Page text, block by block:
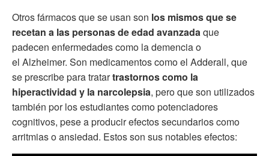
Otros fármacos que se usan son los mismos que se
recetan a las personas de edad avanzadaque
padecen enfermedades como la demencia o
el Alzheimer. Son medicamentos como el Adderall, que
se prescribe para tratartrastornos como la
hiperactividad y la narcolepsia, pero que son utilizados
también por los estudiantes como potenciadores
cognitivos, pese a producir efectos secundarios como
arritmias o ansiedad. Estos son sus notables efectos: